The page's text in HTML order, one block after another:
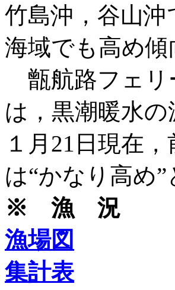
竹島沖，谷山
海域でも高め
甑航路フェリ
は，黒潮暖水
１月21日現在
は“かなり高め
※ 漁 況
漁場図
集計表